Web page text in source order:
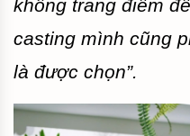
không trang điểm
casting mình cũng
là được chọn”.